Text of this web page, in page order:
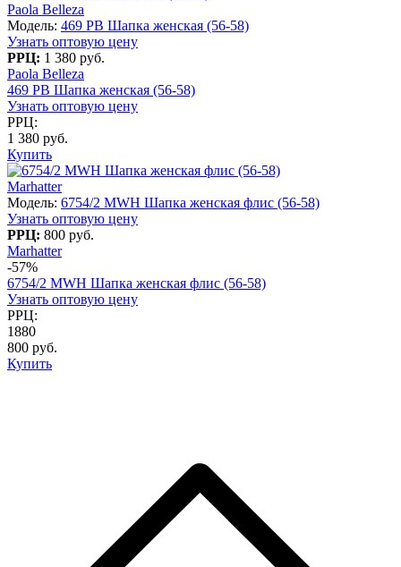
Paola Belleza
Модель: 469 PB Шапка женская (56-58)
Узнать оптовую цену
РРЦ: 1 380 руб.
Paola Belleza
469 PB Шапка женская (56-58)
Узнать оптовую цену
РРЦ:
1 380 руб.
Купить
Marhatter
Модель: 6754/2 MWH Шапка женская флис (56-58)
Узнать оптовую цену
РРЦ: 800 руб.
Marhatter
-57%
6754/2 MWH Шапка женская флис (56-58)
Узнать оптовую цену
РРЦ:
1880
800 руб.
Купить